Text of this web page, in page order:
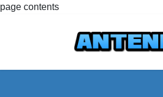
page contentsコ
ナ